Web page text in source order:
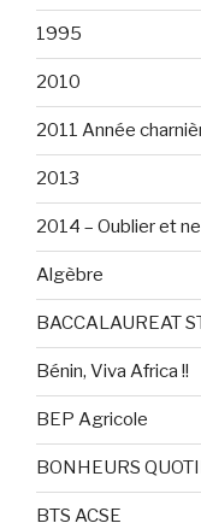
1995
2010
2011 Année
2013
2014 – Oublier et
Algèbre
BACCALAUREAT
Bénin, Viva Africa !!
BEP Agricole
BONHEURS
BTS ACSE